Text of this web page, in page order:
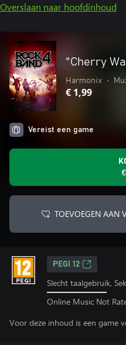
Overslaan naar hoofdinhoud
"Cherry
Harmonix •
€ 1,99
Vereist een game
TOEVOEGEN AAN
PEGI 12
Slecht taalgebruik,
Online Music Not
Voor deze inhoud is een game